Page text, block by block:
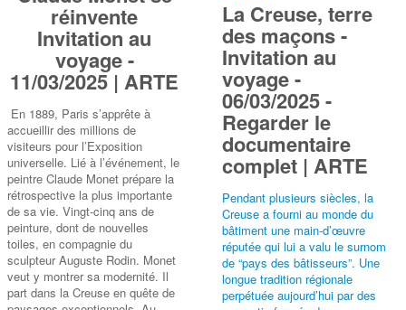
réinvente
Invitation au
voyage -
11/03/2025 | ARTE
En 1889, Paris s’apprête à
accueillir des millions de
visiteurs pour l’Exposition
universelle. Lié à l’événement, le
peintre Claude Monet prépare la
rétrospective la plus importante
de sa vie. Vingt-cinq ans de
peinture, dont de nouvelles
toiles, en compagnie du
sculpteur Auguste Rodin. Monet
veut y montrer sa modernité. Il
part dans la Creuse en quête de
La Creuse, terre
des maçons -
Invitation au
voyage -
06/03/2025 -
Regarder le
documentaire
complet | ARTE
Pendant plusieurs siècles, la
Creuse a fourni au monde du
bâtiment une main-d’œuvre
réputée qui lui a valu le surnom
de “pays des bâtisseurs”. Une
longue tradition régionale
perpétuée aujourd’hui par des